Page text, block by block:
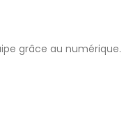
grâce au numérique.